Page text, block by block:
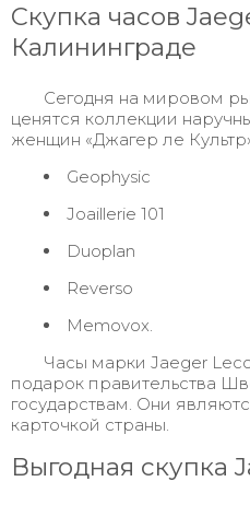
Скупка часов
Калининграде
Сегодня на мировом
ценятся коллекции
женщин «Джагер ле
Geophysic
Joaillerie 101
Duoplan
Reverso
Memovox.
Часы марки Jaeger
подарок правительства
государствам. Они
карточкой страны.
Выгодная скупка